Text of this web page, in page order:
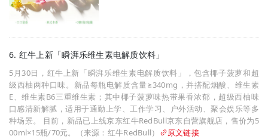
6. 红牛上新「瞬湃乐维生素电解质饮料」
5月30日，红牛上新「瞬湃乐维生素电解质饮料」，包含椰子菠萝和超
级西柚两种口味。新品每瓶电解质含量≥340mg，并搭配烟酸、维生素
E、维生素B6三重维生素；其中椰子菠萝味热带果香浓郁，超级西柚味
口感清新解腻，适用于通勤上学、工作学习、户外活动、聚会娱乐等多
种场景。 目前，新品已上线京东红牛RedBull京东自营旗舰店，售价为5
00ml×15瓶/70元。（来源：红牛RedBull）
原文链接